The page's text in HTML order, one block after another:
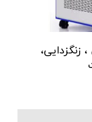
، زنگزدایی،